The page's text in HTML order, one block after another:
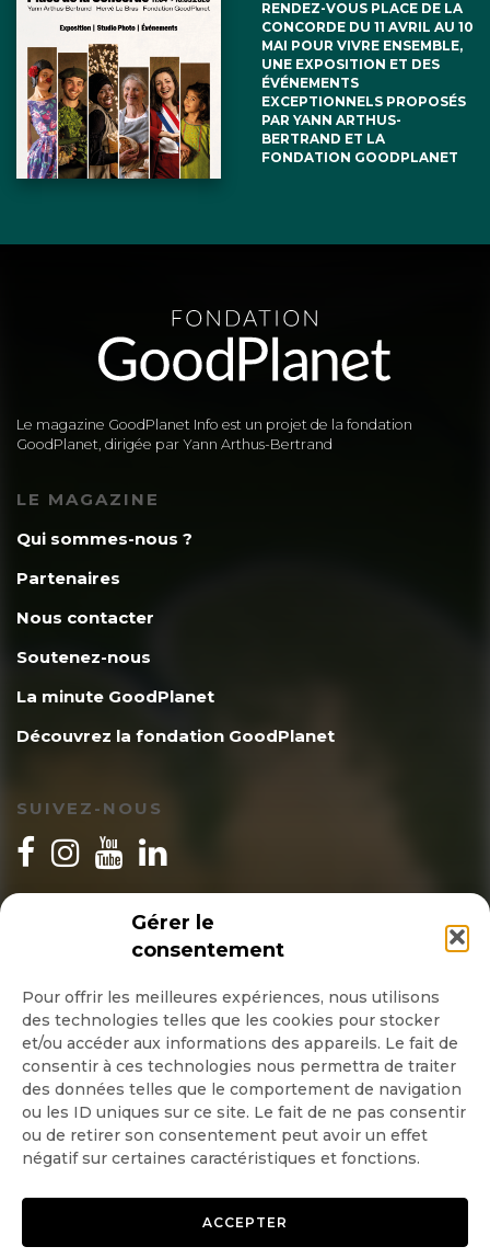
Gérer le
consentement
Pour offrir les meilleures expériences, nous utilisons
des technologies telles que les cookies pour stocker
et/ou accéder aux informations des appareils. Le fait de
consentir à ces technologies nous permettra de traiter
des données telles que le comportement de navigation
ou les ID uniques sur ce site. Le fait de ne pas consentir
ou de retirer son consentement peut avoir un effet
négatif sur certaines caractéristiques et fonctions.
ACCEPTER
RENDEZ-VOUS PLACE DE LA
CONCORDE DU 11 AVRIL AU 10
MAI POUR VIVRE ENSEMBLE,
UNE EXPOSITION ET DES
ÉVÉNEMENTS
EXCEPTIONNELS PROPOSÉS
PAR YANN ARTHUS-
BERTRAND ET LA
FONDATION GOODPLANET
Le magazine GoodPlanet Info est un projet de la fondation
GoodPlanet, dirigée par Yann Arthus-Bertrand
LE MAGAZINE
Qui sommes-nous ?
Partenaires
Nous contacter
Soutenez-nous
La minute GoodPlanet
Découvrez la fondation GoodPlanet
SUIVEZ-NOUS
INSCRIPTION NEWSLETTER
Quotidienne
Hebdo
OK